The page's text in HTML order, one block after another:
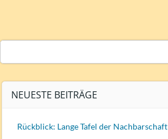
for:
NEUESTE BEITRÄGE
Rückblick: Lange Tafel der Nachbarschaft